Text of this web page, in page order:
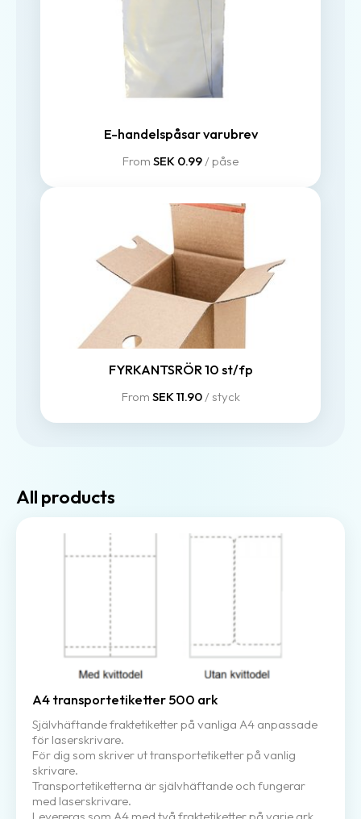
E-handelspåsar varubrev
From SEK 0.99 / påse
FYRKANTSRÖR 10 st/fp
From SEK 11.90/ styck
All products
A4 transportetiketter 500 ark
Självhäftande fraktetiketter på vanliga A4 anpassade
för laserskrivare.
För dig som skriver ut transportetiketter på vanlig
skrivare.
Transportetiketterna är självhäftande och fungerar
med laserskrivare.